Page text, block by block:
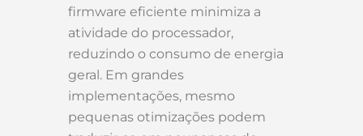
firmware eficiente minimiza a
atividade do processador,
reduzindo o consumo de energia
geral. Em grandes
implementações, mesmo
pequenas otimizações podem